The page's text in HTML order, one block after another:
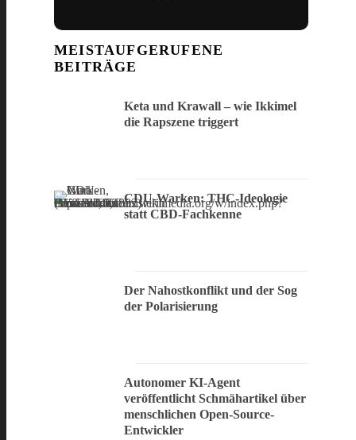
MEISTAUFGERUFENE
BEITRÄGE
Keta und Krawall – wie Ikkimel
die Rapszene triggert
CDU-Warken: THC-Ideologie
statt CBD-Fachkenne
Der Nahostkonflikt und der Sog
der Polarisierung
Autonomer KI-Agent
veröffentlicht Schmähartikel über
menschlichen Open-Source-
Entwickler